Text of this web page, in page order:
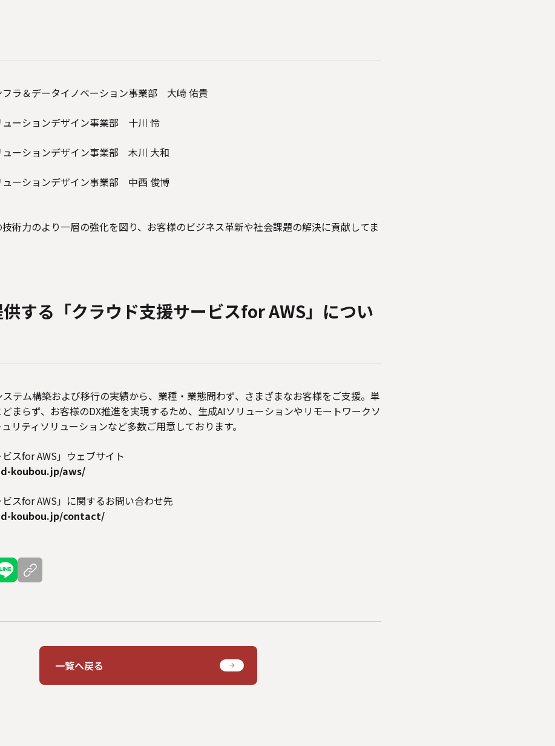
ラ＆データイノベーション事業部 大崎 佑貴
ーションデザイン事業部 十川 怜
ーションデザイン事業部 木川 大和
ーションデザイン事業部 中西 俊博
術力のより一層の強化を図り、お客様のビジネス革新や社会課題の解決に貢献してま
する「クラウド支援サービスfor AWS」につい
ステム構築および移行の実績から、業種・業態問わず、さまざまなお客様をご支援。単
まらず、お客様のDX推進を実現するため、生成AIソリューションやリモートワークソ
リティソリューションなど多数ご用意しております。
ビスfor AWS」ウェブサイト
koubou.jp/aws/
ビスfor AWS」に関するお問い合わせ先
koubou.jp/contact/
一覧へ戻る